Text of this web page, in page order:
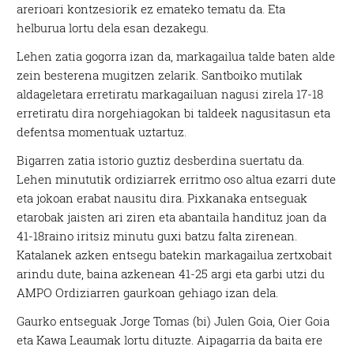
arerioari kontzesiorik ez emateko tematu da. Eta
helburua lortu dela esan dezakegu.
Lehen zatia gogorra izan da, markagailua talde baten alde
zein besterena mugitzen zelarik. Santboiko mutilak
aldageletara erretiratu markagailuan nagusi zirela 17-18
erretiratu dira norgehiagokan bi taldeek nagusitasun eta
defentsa momentuak uztartuz.
Bigarren zatia istorio guztiz desberdina suertatu da.
Lehen minututik ordiziarrek erritmo oso altua ezarri dute
eta jokoan erabat nausitu dira. Pixkanaka entseguak
etarobak jaisten ari ziren eta abantaila handituz joan da
41-18raino iritsiz minutu guxi batzu falta zirenean.
Katalanek azken entsegu batekin markagailua zertxobait
arindu dute, baina azkenean 41-25 argi eta garbi utzi du
AMPO Ordiziarren gaurkoan gehiago izan dela.
Gaurko entseguak Jorge Tomas (bi) Julen Goia, Oier Goia
eta Kawa Leaumak lortu dituzte. Aipagarria da baita ere